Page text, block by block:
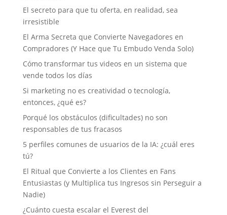
El secreto para que tu oferta, en realidad, sea
irresistible
El Arma Secreta que Convierte Navegadores en
Compradores (Y Hace que Tu Embudo Venda Solo)
Cómo transformar tus videos en un sistema que
vende todos los días
Si marketing no es creatividad o tecnología,
entonces, ¿qué es?
Porqué los obstáculos (dificultades) no son
responsables de tus fracasos
5 perfiles comunes de usuarios de la IA: ¿cuál eres
tú?
El Ritual que Convierte a los Clientes en Fans
Entusiastas (y Multiplica tus Ingresos sin Perseguir a
Nadie)
¿Cuánto cuesta escalar el Everest del